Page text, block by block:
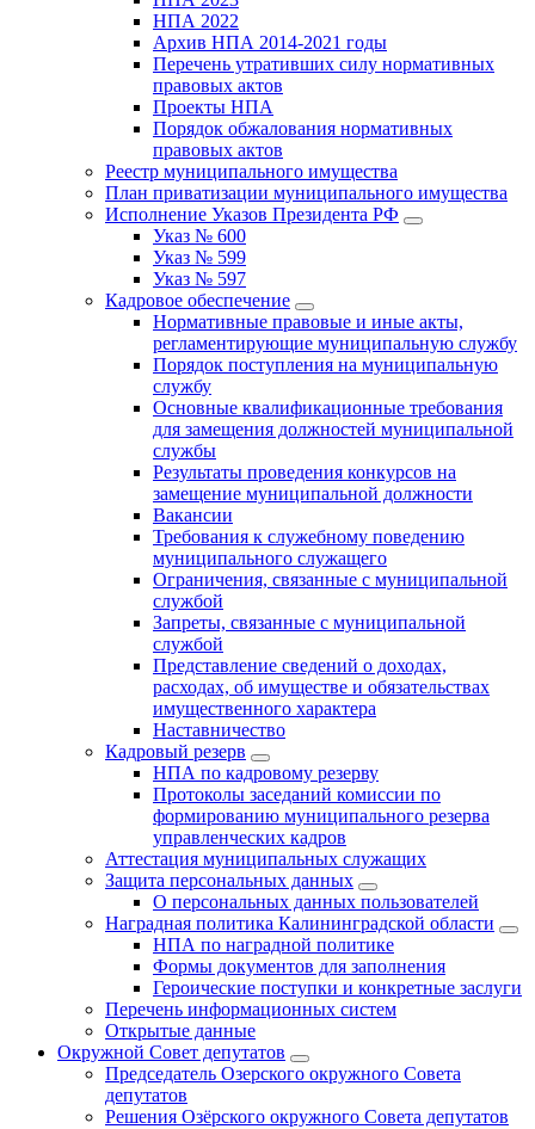
НПА 2022
Архив НПА 2014-2021 годы
Перечень утративших силу нормативных
правовых актов
Проекты НПА
Порядок обжалования нормативных
правовых актов
Реестр муниципального имущества
План приватизации муниципального имущества
Исполнение Указов Президента РФ
Указ № 600
Указ № 599
Указ № 597
Кадровое обеспечение
Нормативные правовые и иные акты,
регламентирующие муниципальную службу
Порядок поступления на муниципальную
службу
Основные квалификационные требования
для замещения должностей муниципальной
службы
Результаты проведения конкурсов на
замещение муниципальной должности
Вакансии
Требования к служебному поведению
муниципального служащего
Ограничения, связанные с муниципальной
службой
Запреты, связанные с муниципальной
службой
Представление сведений о доходах,
расходах, об имуществе и обязательствах
имущественного характера
Наставничество
Кадровый резерв
НПА по кадровому резерву
Протоколы заседаний комиссии по
формированию муниципального резерва
управленческих кадров
Аттестация муниципальных служащих
Защита персональных данных
О персональных данных пользователей
Наградная политика Калининградской области
НПА по наградной политике
Формы документов для заполнения
Героические поступки и конкретные заслуги
Перечень информационных систем
Открытые данные
Окружной Совет депутатов
Председатель Озерского окружного Совета
депутатов
Решения Озёрского окружного Совета депутатов